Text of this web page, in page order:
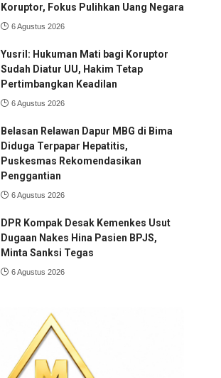
Koruptor, Fokus Pulihkan Uang Negara
6 Agustus 2026
Yusril: Hukuman Mati bagi Koruptor
Sudah Diatur UU, Hakim Tetap
Pertimbangkan Keadilan
6 Agustus 2026
Belasan Relawan Dapur MBG di Bima
Diduga Terpapar Hepatitis,
Puskesmas Rekomendasikan
Penggantian
6 Agustus 2026
DPR Kompak Desak Kemenkes Usut
Dugaan Nakes Hina Pasien BPJS,
Minta Sanksi Tegas
6 Agustus 2026